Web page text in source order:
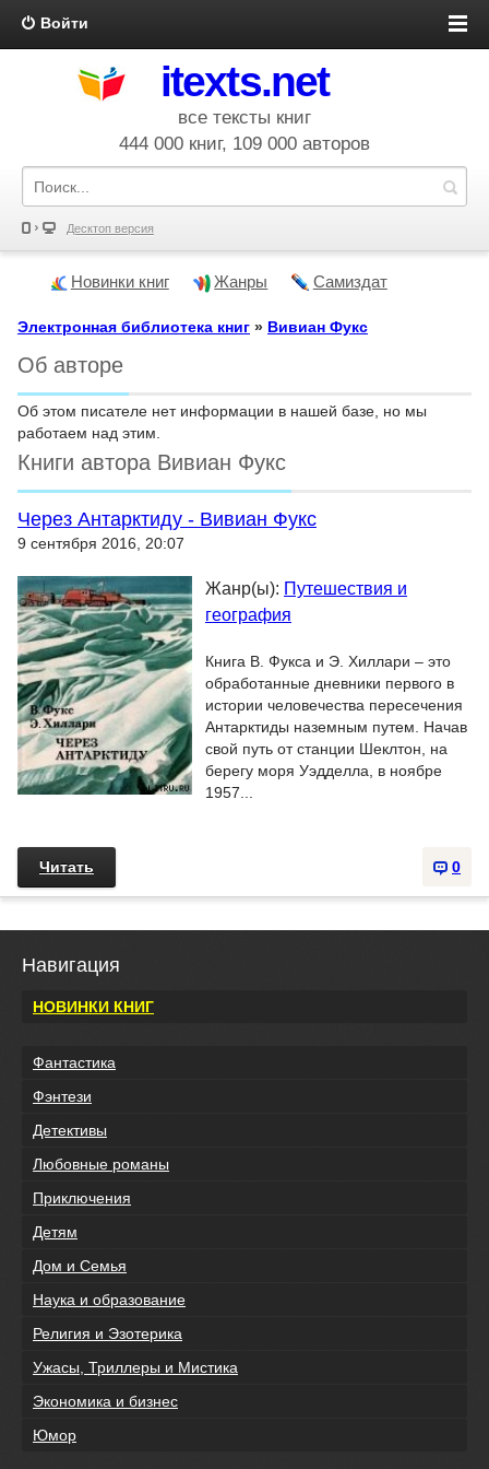
Войти
itexts.net
все тексты книг
444 000 книг, 109 000 авторов
Десктоп версия
Новинки книг Жанры Самиздат
Электронная библиотека книг » Вивиан Фукс
Об авторе
Об этом писателе нет информации в нашей базе, но мы
работаем над этим.
Книги автора Вивиан Фукс
Через Антарктиду - Вивиан Фукс
9 сентября 2016, 20:07
Жанр(ы): Путешествия и
география
Книга В. Фукса и Э. Хиллари – это
обработанные дневники первого в
истории человечества пересечения
Антарктиды наземным путем. Начав
свой путь от станции Шеклтон, на
берегу моря Уэдделла, в ноябре
1957...
0
Читать
Навигация
НОВИНКИ КНИГ
Фантастика
Фэнтези
Детективы
Любовные романы
Приключения
Детям
Дом и Семья
Наука и образование
Религия и Эзотерика
Ужасы, Триллеры и Мистика
Экономика и бизнес
Юмор